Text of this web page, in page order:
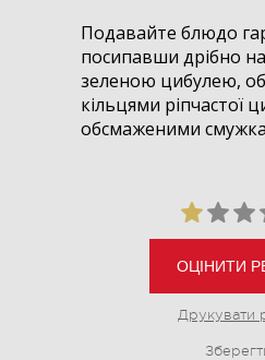
Подавайте блюдо
посипавши дрібно
зеленою цибулею,
кільцями ріпчастої
обсмаженими
ОЦІНИТИ
Друкувати